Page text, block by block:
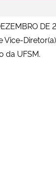
DE
da UFSM.